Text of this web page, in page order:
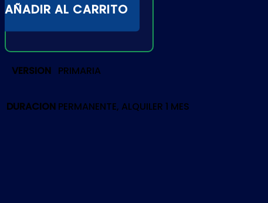
AÑADIR AL CARRITO
VERSION PRIMARIA
DURACION PERMANENTE, ALQUILER 1 MES